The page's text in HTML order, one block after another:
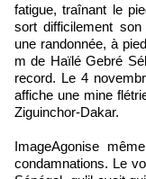
fatigue, traînant le
sort difficilement son
une randonnée, à
m de Haïlé Gebré
record. Le 4
affiche une mine
Ziguinchor-Dakar.
ImageAgonise
condamnations. Le